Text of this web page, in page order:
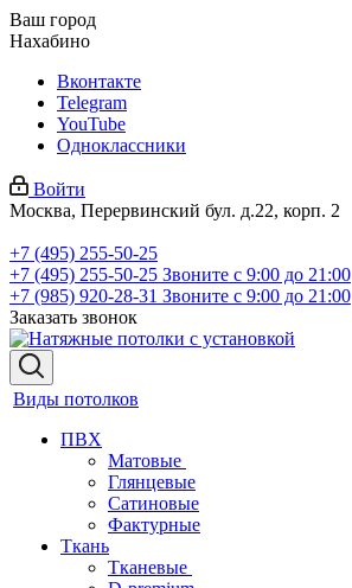
Ваш город
Нахабино
Вконтакте
Telegram
YouTube
Одноклассники
Войти
Москва, Перервинский бул. д.22, корп. 2
+7 (495) 255-50-25
+7 (495) 255-50-25 Звоните с 9:00 до 21:00
+7 (985) 920-28-31 Звоните с 9:00 до 21:00
Заказать звонок
Виды потолков
ПВХ
Матовые
Глянцевые
Сатиновые
Фактурные
Ткань
Тканевые